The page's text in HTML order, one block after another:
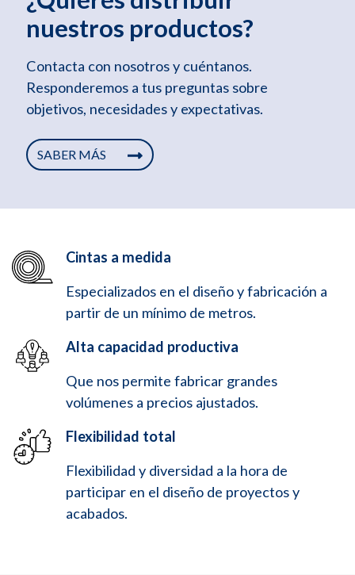
nuestros productos?
Contacta con nosotros y cuéntanos.
Responderemos a tus preguntas sobre
objetivos, necesidades y expectativas.
SABER MÁS
Cintas a medida
Especializados en el diseño y fabricación a
partir de un mínimo de metros.
Alta capacidad productiva
Que nos permite fabricar grandes
volúmenes a precios ajustados.
Flexibilidad total
Flexibilidad y diversidad a la hora de
participar en el diseño de proyectos y
acabados.